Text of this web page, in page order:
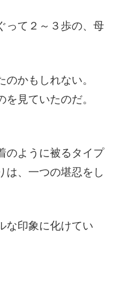
って２～３歩の、母
かもしれない。
見ていたのだ。
のように被るタイプ
は、一つの堪忍をし
な印象に化けてい